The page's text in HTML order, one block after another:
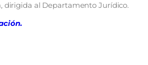
dirigida al Departamento Jurídico.